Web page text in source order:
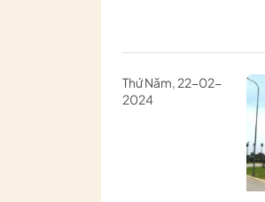
Thứ Năm, 22-02-
2024